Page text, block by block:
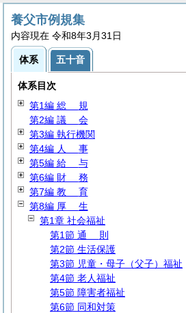
養父市例規集
内容現在 令和8年3月31日
体系 五十音
体系目次
第1編 総 規
第2編 議 会
第3編 執行機関
第4編 人 事
第5編 給 与
第6編 財 務
第7編 教 育
第8編 厚 生
第1章 社会福祉
第1節 通 則
第2節 生活保護
第3節 児童・母子（父子）福祉
第4節 老人福祉
第5節 障害者福祉
第6節 同和対策